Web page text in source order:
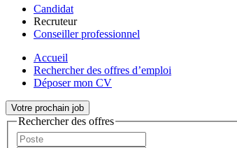
Candidat
Recruteur
Conseiller professionnel
Accueil
Rechercher des offres d’emploi
Déposer mon CV
Votre prochain job
Rechercher des offres